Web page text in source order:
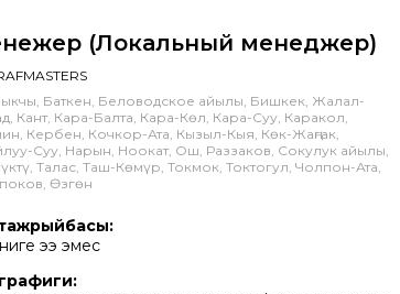
(Локальный менеджер)
Баткен, Беловодское айылы, Бишкек, Жалал-
Кант, Кара-Балта, Кара-Көл, Кара-Суу, Каракол,
Кербен, Кочкор-Ата, Кызыл-Кыя, Көк-Жаңгак,
Суу, Нарын, Ноокат, Ош, Раззаков, Сокулук айылы,
Талас, Таш-Көмүр, Токмок, Токтогул, Чолпон-Ата,
Өзгөн
ээ эмес